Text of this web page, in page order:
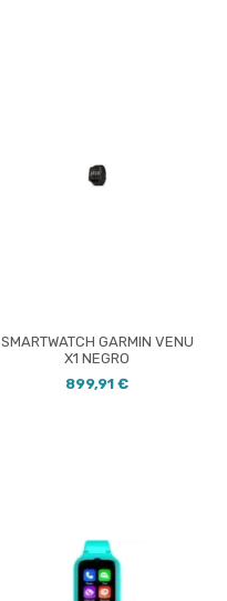
SMARTWATCH GARMIN VENU
X1 NEGRO
899,91 €